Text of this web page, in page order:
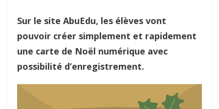
Sur le site AbuEdu, les élèves vont
pouvoir créer simplement et rapidement
une carte de Noël numérique avec
possibilité d’enregistrement.